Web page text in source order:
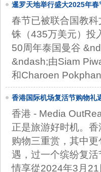
暹罗天地举行盛大2025年
春节已被联合国教
铢（435万美元）投
50周年泰国曼谷
&ndash;由Siam
和Charoen
香港国际机场复活节购物礼
香港 - Media
正是旅游好时机。
购物三重赏，其中
遇，过一个缤纷复
情享從2024年3月